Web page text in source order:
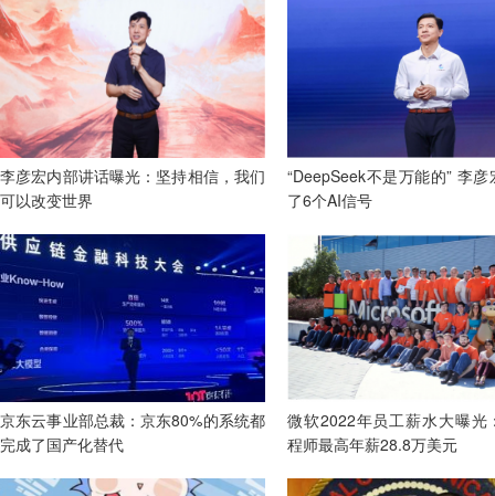
李彦宏内部讲话曝光：坚持相信，我们
可以改变世界
“DeepSeek不是万能的” 李
了6个AI信号
京东云事业部总裁：京东80%的系统都
完成了国产化替代
微软2022年员工薪水大曝光
程师最高年薪28.8万美元